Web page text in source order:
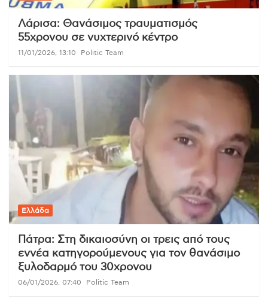
Λάρισα: Θανάσιμος τραυματισμός
55χρονου σε νυχτερινό κέντρο
11/01/2026, 13:10 Politic Team
Ελλάδα
Πάτρα: Στη δικαιοσύνη οι τρεις από τους
εννέα κατηγορούμενους για τον θανάσιμο
ξυλοδαρμό του 30χρονου
06/01/2026, 07:40 Politic Team